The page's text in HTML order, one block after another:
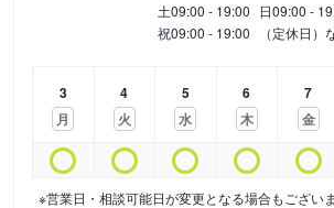
土09:00 - 19:00 日09:00 -
祝09:00 - 19:00 （定休日）
3
月
4
火
5
水
6
木
7
金
※営業日・相談可能日が変更となる場合もござい